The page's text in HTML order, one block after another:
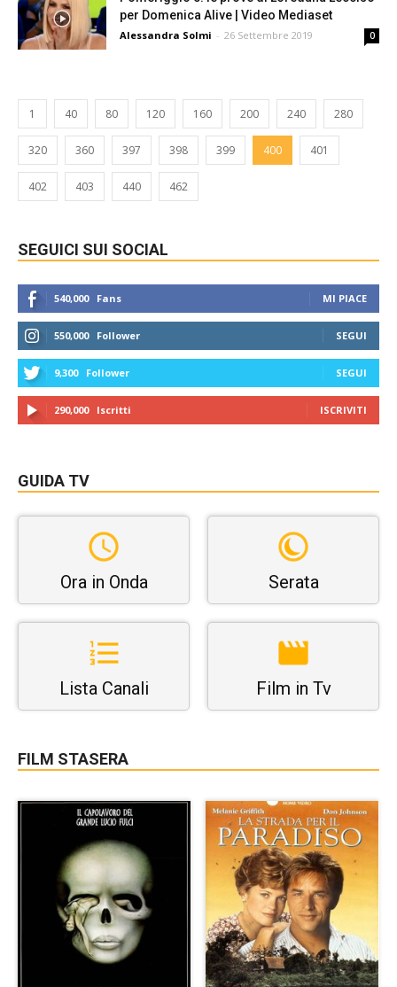
per Domenica Alive | Video Mediaset
Alessandra Solmi - 26 Settembre 2019 0
1 40 80 120 160 200 240 280
320 360 397 398 399 400 401
402 403 440 462
SEGUICI SUI SOCIAL
540,000 Fans MI PIACE
550,000 Follower SEGUI
9,300 Follower SEGUI
290,000 Iscritti ISCRIVITI
GUIDA TV
Ora in Onda Serata
Lista Canali Film in Tv
FILM STASERA